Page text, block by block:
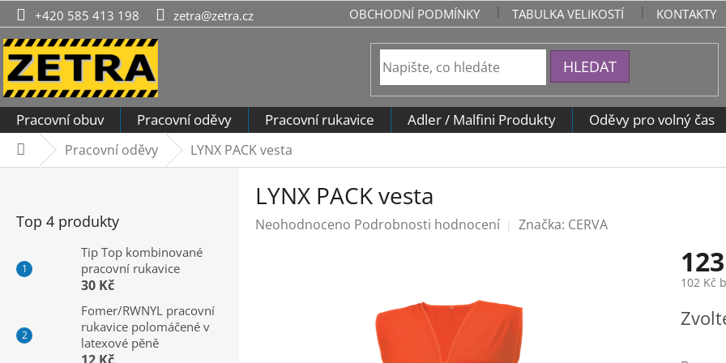
Přejít
na
obsah
+420 585 413 198 zetra@zetra.cz OBCHODNÍ PODMÍNKY TABULKA VELIKOSTÍ KONTAKTY
HLEDAT
Pracovní obuv Pracovní oděvy Pracovní rukavice Adler / Malfini Produkty Oděvy pro volný čas
DomůPracovní oděvy LYNX PACK vesta
Top 4 produkty
Tip Top kombinované
pracovní rukavice
30 Kč
Fomer/RWNYL pracovní
rukavice polomáčené v
latexové pěně
LYNX PACK vesta
Průměrné
Neohodnoceno Podrobnosti hodnocení Značka: CERVA
102 Kč
cena: